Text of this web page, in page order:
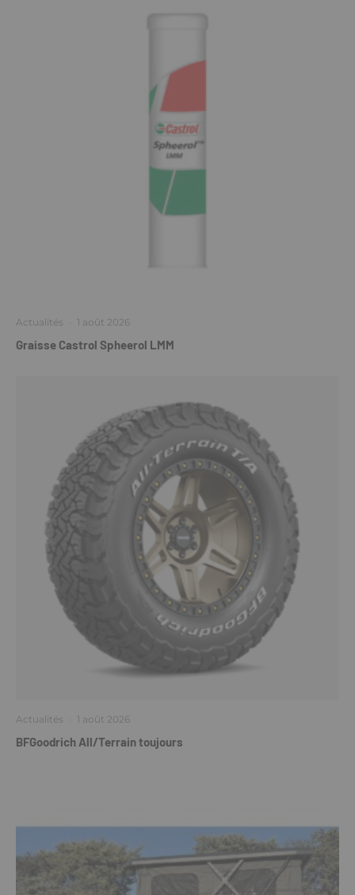
Actualités · 1 août 2026
Graisse Castrol Spheerol LMM
Actualités · 1 août 2026
BFGoodrich All/Terrain toujours